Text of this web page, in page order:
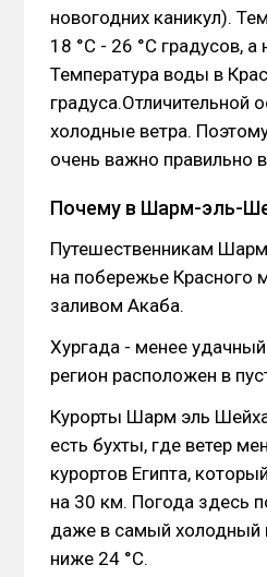
новогодних каникул).
18 °С - 26 °С градусов,
Температура воды в
градуса.Отличительной
холодные ветра.
очень важно правильно
Почему в Шарм-эль-
Путешественникам
на побережье Красного
заливом Акаба.
Хургада - менее
регион расположен в
Курорты Шарм эль
есть бухты, где ветер
курортов Египта,
на 30 км. Погода здесь
даже в самый холодный
ниже 24 °C.